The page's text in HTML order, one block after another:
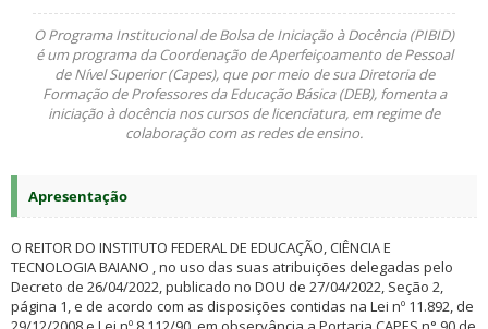
O Programa Institucional de Bolsa de Iniciação à Docência (PIBID)
é um programa da Coordenação de Aperfeiçoamento de Pessoal
de Nível Superior (Capes), que por meio de sua Diretoria de
Formação de Professores da Educação Básica (DEB), fomenta a
iniciação à docência nos cursos de licenciatura, em regime de
colaboração com as redes de ensino.
Apresentação
O REITOR DO INSTITUTO FEDERAL DE EDUCAÇÃO, CIÊNCIA E
TECNOLOGIA BAIANO , no uso das suas atribuições delegadas pelo
Decreto de 26/04/2022, publicado no DOU de 27/04/2022, Seção 2,
página 1, e de acordo com as disposições contidas na Lei nº 11.892, de